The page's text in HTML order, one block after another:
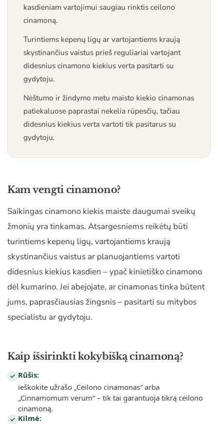
kasdieniam vartojimui saugiau rinktis ceilono
cinamoną.
Turintiems kepenų ligų ar vartojantiems kraują
skystinančius vaistus prieš reguliariai vartojant
didesnius cinamono kiekius verta pasitarti su
gydytoju.
Nėštumo ir žindymo metu maisto kiekio cinamonas
patiekaluose paprastai nekelia rūpesčių, tačiau
didesnius kiekius verta vartoti tik pasitarus su
gydytoju.
Kam vengti cinamono?
Saikingas cinamono kiekis maiste daugumai sveikų
žmonių yra tinkamas. Atsargesniems reikėtų būti
turintiems kepenų ligų, vartojantiems kraują
skystinančius vaistus ar planuojantiems vartoti
didesnius kiekius kasdien – ypač kinietiško cinamono
dėl kumarino. Jei abejojate, ar cinamonas tinka būtent
jums, paprasčiausias žingsnis – pasitarti su mitybos
specialistu ar gydytoju.
Kaip išsirinkti kokybišką cinamoną?
Rūšis:
ieškokite užrašo „Ceilono cinamonas“ arba
„Cinnamomum verum“ – tik tai garantuoja tikrą ceilono
cinamoną.
Kilmė: